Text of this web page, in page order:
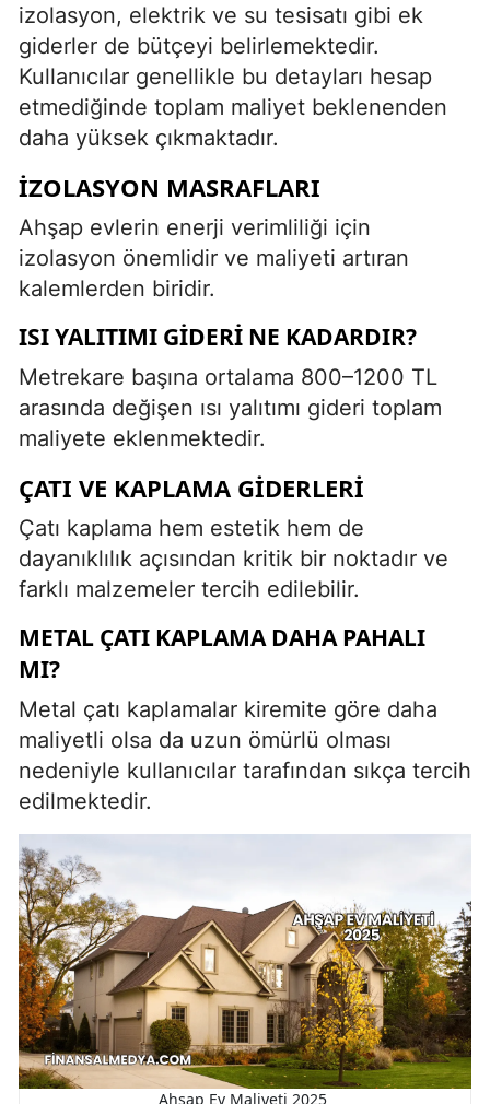
izolasyon, elektrik ve su tesisatı gibi ek
giderler de bütçeyi belirlemektedir.
Kullanıcılar genellikle bu detayları hesap
etmediğinde toplam maliyet beklenenden
daha yüksek çıkmaktadır.
İZOLASYON MASRAFLARI
Ahşap evlerin enerji verimliliği için
izolasyon önemlidir ve maliyeti artıran
kalemlerden biridir.
ISI YALITIMI GIDERI NE KADARDIR?
Metrekare başına ortalama 800–1200 TL
arasında değişen ısı yalıtımı gideri toplam
maliyete eklenmektedir.
ÇATI VE KAPLAMA GIDERLERI
Çatı kaplama hem estetik hem de
dayanıklılık açısından kritik bir noktadır ve
farklı malzemeler tercih edilebilir.
METAL ÇATI KAPLAMA DAHA PAHALI
MI?
Metal çatı kaplamalar kiremite göre daha
maliyetli olsa da uzun ömürlü olması
nedeniyle kullanıcılar tarafından sıkça tercih
edilmektedir.
Ahşap Ev Maliyeti 2025